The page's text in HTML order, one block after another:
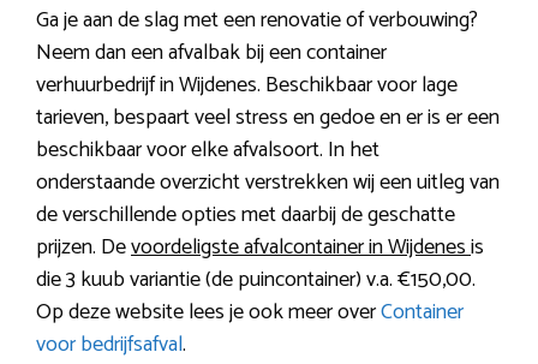
Ga je aan de slag met een renovatie of verbouwing?
Neem dan een afvalbak bij een container
verhuurbedrijf in Wijdenes. Beschikbaar voor lage
tarieven, bespaart veel stress en gedoe en er is er een
beschikbaar voor elke afvalsoort. In het
onderstaande overzicht verstrekken wij een uitleg van
de verschillende opties met daarbij de geschatte
prijzen. Devoordeligste afvalcontainer in Wijdenesis
die 3 kuub variantie (de puincontainer) v.a. €150,00.
Op deze website lees je ook meer overContainer
voor bedrijfsafval.